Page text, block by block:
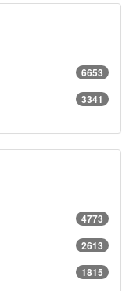
6653
3341
4773
2613
1815